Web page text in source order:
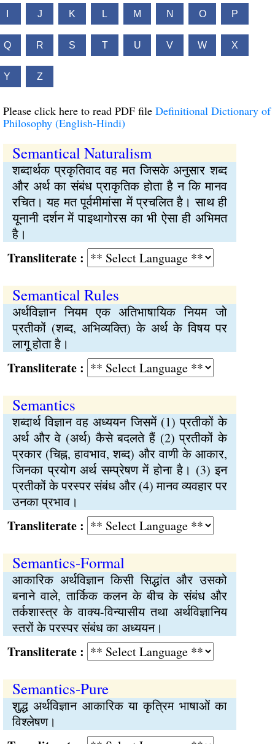
J K L M N O P
Q R S T U V W X
Y Z
Please click here to read PDF file Definitional Dictionary of
Philosophy (English-Hindi)
Semantical Naturalism
शब्दार्थक प्रकृतिवाद वह मत जिसके अनुसार शब्द
और अर्थ का संबंध प्राकृतिक होता है न कि मानव
रचित। यह मत पूर्वमीमांसा में प्रचलित है। साथ ही
यूनानी दर्शन में पाइथागोरस का भी ऐसा ही अभिमत
है।
:
Semantical Rules
अर्थविज्ञान नियम एक अतिभाषायिक नियम जो
प्रतीकों (शब्द, अभिव्यक्ति) के अर्थ के विषय पर
लागू होता है।
:
Semantics
शब्दार्थ विज्ञान वह अध्ययन जिसमें (1) प्रतीकों के
अर्थ और वे (अर्थ) कैसे बदलते हैं (2) प्रतीकों के
प्रकार (चिह्न, हावभाव, शब्द) और वाणी के आकार,
जिनका प्रयोग अर्थ सम्प्रेषण में होना है। (3) इन
प्रतीकों के परस्पर संबंध और (4) मानव व्यवहार पर
उनका प्रभाव।
:
Semantics-Formal
आकारिक अर्थविज्ञान किसी सिद्धांत और उसको
बनाने वाले, तार्किक कलन के बीच के संबंध और
तर्कशास्त्र के वाक्य-विन्यासीय तथा अर्थविज्ञानिय
स्तरों के परस्पर संबंध का अध्ययन।
:
Semantics-Pure
शुद्ध अर्थविज्ञान आकारिक या कृत्रिम भाषाओं का
विश्लेषण।